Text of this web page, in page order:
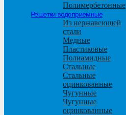
Полимербетонные
Решетки водоприемные
Из нержавеющей
стали
Медные
Пластиковые
Полиамидные
Стальные
Стальные
оцинкованные
Чугунные
Чугунные
оцинкованные